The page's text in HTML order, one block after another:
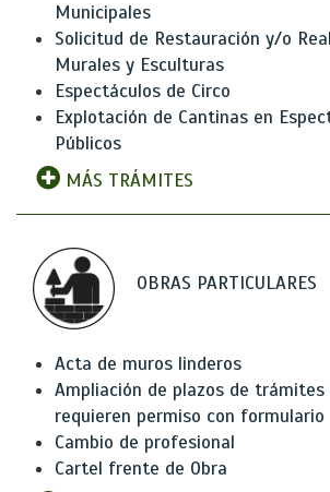
Municipales
Solicitud de Restauración y/o
Murales y Esculturas
Espectáculos de Circo
Explotación de Cantinas en
Públicos
MÁS TRÁMITES
OBRAS PARTICULARES
Acta de muros linderos
Ampliación de plazos de trámites
requieren permiso con formulario
Cambio de profesional
Cartel frente de Obra